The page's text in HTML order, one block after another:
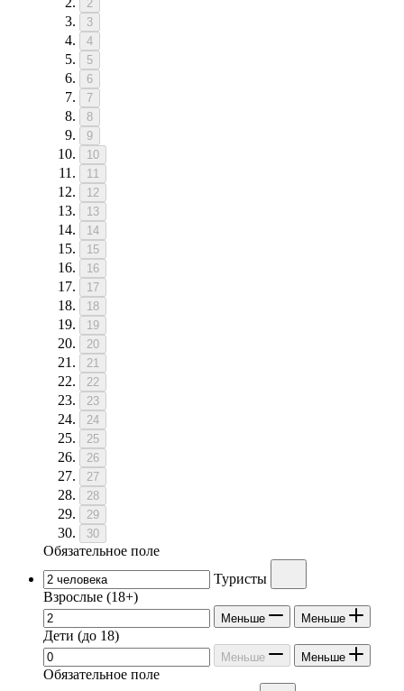
2
3
4
5
6
7
8
9
10
11
12
13
14
15
16
17
18
19
20
21
22
23
24
25
26
27
28
29
30
Обязательное поле
Туристы
Взрослые (18+)
Меньше Меньше
Дети (до 18)
Меньше Меньше
Обязательное поле